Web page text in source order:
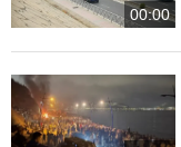
00:00